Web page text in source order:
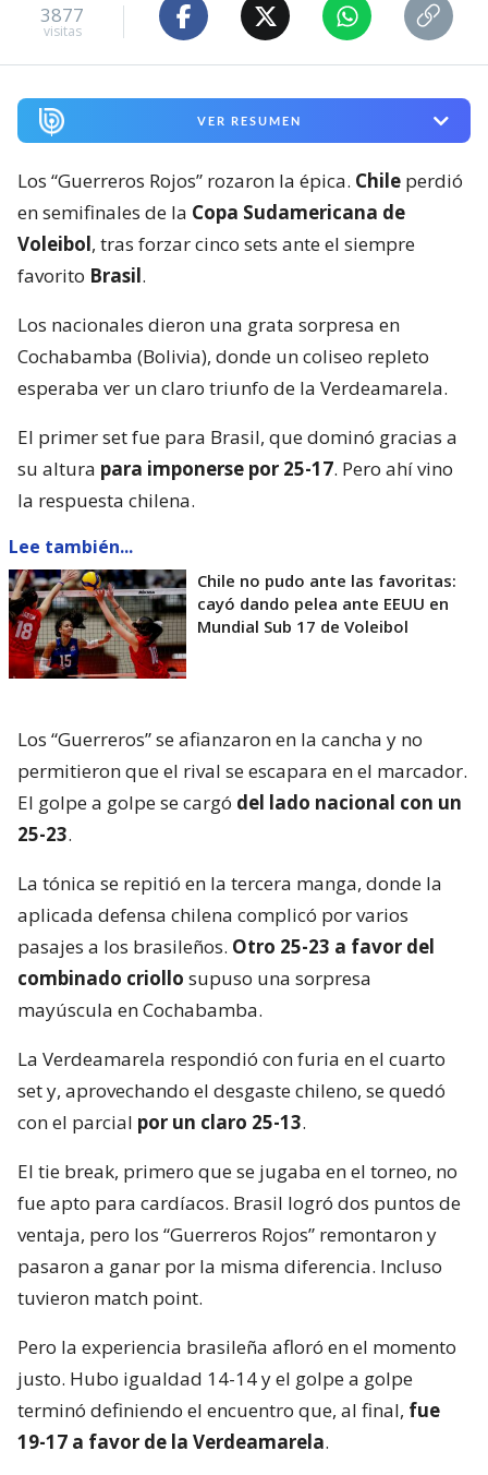
3877
visitas
VER RESUMEN
Los “Guerreros Rojos” rozaron la épica. Chile perdió
en semifinales de la Copa Sudamericana de
Voleibol, tras forzar cinco sets ante el siempre
favorito Brasil.
Los nacionales dieron una grata sorpresa en
Cochabamba (Bolivia), donde un coliseo repleto
esperaba ver un claro triunfo de la Verdeamarela.
El primer set fue para Brasil, que dominó gracias a
su altura para imponerse por 25-17. Pero ahí vino
la respuesta chilena.
Lee también...
Chile no pudo ante las favoritas:
cayó dando pelea ante EEUU en
Mundial Sub 17 de Voleibol
Los “Guerreros” se afianzaron en la cancha y no
permitieron que el rival se escapara en el marcador.
El golpe a golpe se cargó del lado nacional con un
25-23.
La tónica se repitió en la tercera manga, donde la
aplicada defensa chilena complicó por varios
pasajes a los brasileños. Otro 25-23 a favor del
combinado criollo supuso una sorpresa
mayúscula en Cochabamba.
La Verdeamarela respondió con furia en el cuarto
set y, aprovechando el desgaste chileno, se quedó
con el parcial por un claro 25-13.
El tie break, primero que se jugaba en el torneo, no
fue apto para cardíacos. Brasil logró dos puntos de
ventaja, pero los “Guerreros Rojos” remontaron y
pasaron a ganar por la misma diferencia. Incluso
tuvieron match point.
Pero la experiencia brasileña afloró en el momento
justo. Hubo igualdad 14-14 y el golpe a golpe
terminó definiendo el encuentro que, al final, fue
19-17 a favor de la Verdeamarela.